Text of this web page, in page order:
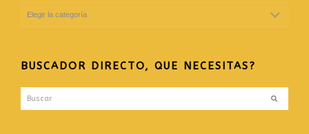
BUSCADOR DIRECTO, QUE NECESITAS?
Buscar